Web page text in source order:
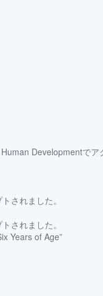
Developmentでア
されました。
されました。
Years of Age”